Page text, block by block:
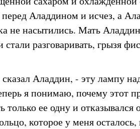
перед Аладдином и исчез, а
не насытились. Мать
стали разговаривать, грызя
Аладдин, - эту лампу
я понимаю, почему этот
только ее одну и отказывался
которое у меня